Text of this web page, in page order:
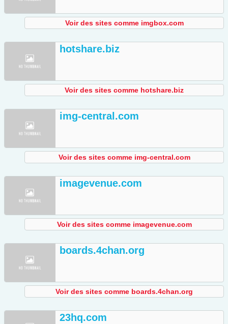
Voir des sites comme imgbox.com
hotshare.biz
Voir des sites comme hotshare.biz
img-central.com
Voir des sites comme img-central.com
imagevenue.com
Voir des sites comme imagevenue.com
boards.4chan.org
Voir des sites comme boards.4chan.org
23hq.com